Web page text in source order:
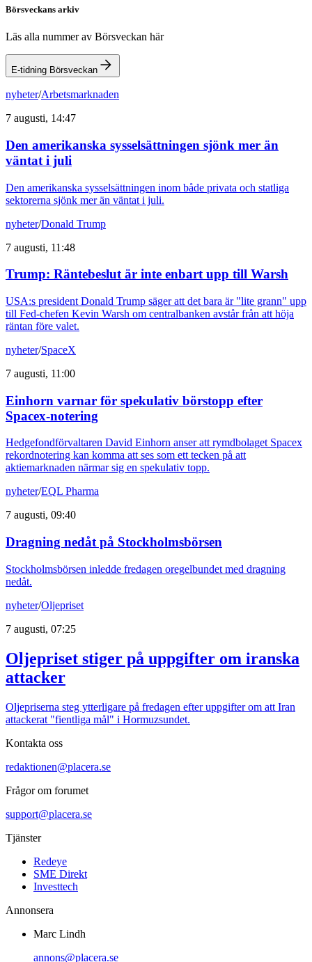
Börsveckans arkiv
Läs alla nummer av Börsveckan här
E-tidning Börsveckan
nyheter/Arbetsmarknaden
7 augusti, 14:47
Den amerikanska sysselsättningen sjönk mer än
väntat i juli
Den amerikanska sysselsättningen inom både privata och statliga
sektorerna sjönk mer än väntat i juli.
nyheter/Donald Trump
7 augusti, 11:48
Trump: Räntebeslut är inte enbart upp till Warsh
USA:s president Donald Trump säger att det bara är "lite grann" upp
till Fed-chefen Kevin Warsh om centralbanken avstår från att höja
räntan före valet.
nyheter/SpaceX
7 augusti, 11:00
Einhorn varnar för spekulativ börstopp efter
Spacex-notering
Hedgefondförvaltaren David Einhorn anser att rymdbolaget Spacex
rekordnotering kan komma att ses som ett tecken på att
aktiemarknaden närmar sig en spekulativ topp.
nyheter/EQL Pharma
7 augusti, 09:40
Dragning nedåt på Stockholmsbörsen
Stockholmsbörsen inledde fredagen oregelbundet med dragning
nedåt.
nyheter/Oljepriset
7 augusti, 07:25
Oljepriset stiger på uppgifter om iranska
attacker
Oljepriserna steg ytterligare på fredagen efter uppgifter om att Iran
attackerat "fientliga mål" i Hormuzsundet.
Kontakta oss
redaktionen@placera.se
Frågor om forumet
support@placera.se
Tjänster
Redeye
SME Direkt
Investtech
Annonsera
Marc Lindh
annons@placera.se